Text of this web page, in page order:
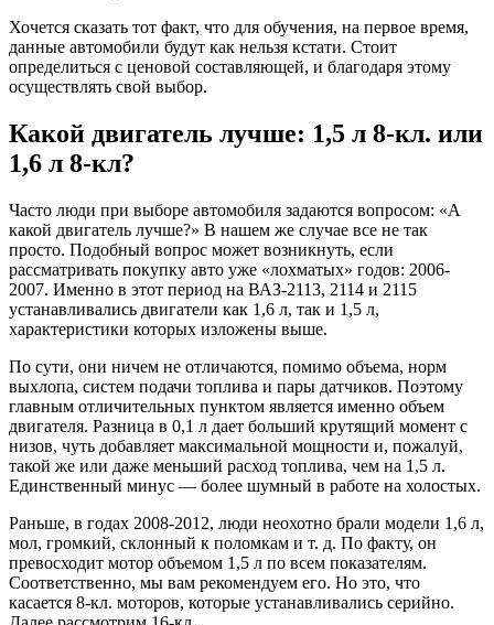
Хочется сказать тот факт, что для обучения, на первое время,
данные автомобили будут как нельзя кстати. Стоит
определиться с ценовой составляющей, и благодаря этому
осуществлять свой выбор.
Какой двигатель лучше: 1,5 л 8-кл. или
1,6 л 8-кл?
Часто люди при выборе автомобиля задаются вопросом: «А
какой двигатель лучше?» В нашем же случае все не так
просто. Подобный вопрос может возникнуть, если
рассматривать покупку авто уже «лохматых» годов: 2006-
2007. Именно в этот период на ВАЗ-2113, 2114 и 2115
устанавливались двигатели как 1,6 л, так и 1,5 л,
характеристики которых изложены выше.
По сути, они ничем не отличаются, помимо объема, норм
выхлопа, систем подачи топлива и пары датчиков. Поэтому
главным отличительных пунктом является именно объем
двигателя. Разница в 0,1 л дает больший крутящий момент с
низов, чуть добавляет максимальной мощности и, пожалуй,
такой же или даже меньший расход топлива, чем на 1,5 л.
Единственный минус — более шумный в работе на холостых.
Раньше, в годах 2008-2012, люди неохотно брали модели 1,6 л,
мол, громкий, склонный к поломкам и т. д. По факту, он
превосходит мотор объемом 1,5 л по всем показателям.
Соответственно, мы вам рекомендуем его. Но это, что
касается 8-кл. моторов, которые устанавливались серийно.